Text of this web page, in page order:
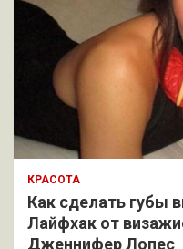
КРАСОТА
Как сделать губы
Лайфхак от
Дженнифер Лопес